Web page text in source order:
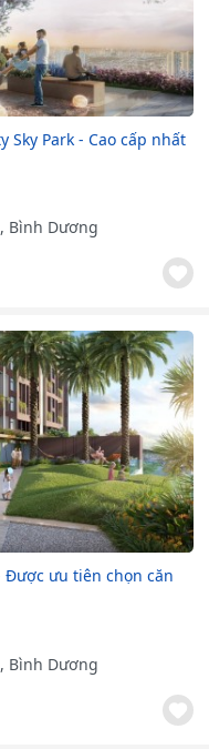
Sky Park - Cao cấp nhất
Bình Dương
Được ưu tiên chọn căn
Bình Dương